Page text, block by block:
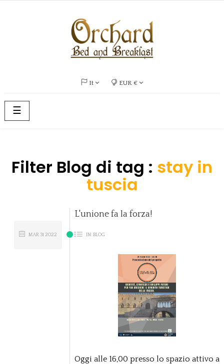
It EUR €
navigazione
Toggle
☰
Filter Blog di tag : stay in
tuscia
L'unione fa la forza!
IN: BLOG
MAR 31 2022
Oggi alle 16,00 presso lo spazio attivo a